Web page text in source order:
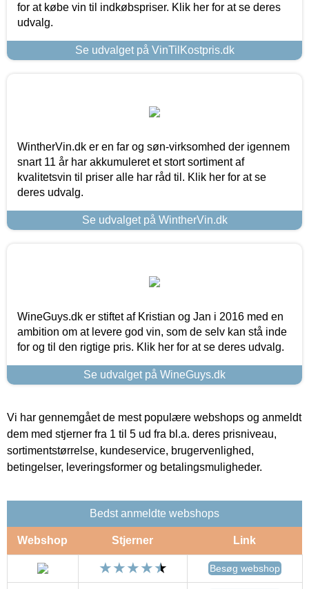
for at købe vin til indkøbspriser. Klik her for at se deres
udvalg.
Se udvalget på VinTilKostpris.dk
WintherVin.dk er en far og søn-virksomhed der igennem
snart 11 år har akkumuleret et stort sortiment af
kvalitetsvin til priser alle har råd til. Klik her for at se
deres udvalg.
Se udvalget på WintherVin.dk
WineGuys.dk er stiftet af Kristian og Jan i 2016 med en
ambition om at levere god vin, som de selv kan stå inde
for og til den rigtige pris. Klik her for at se deres udvalg.
Se udvalget på WineGuys.dk
Vi har gennemgået de mest populære webshops og anmeldt
dem med stjerner fra 1 til 5 ud fra bl.a. deres prisniveau,
sortimentstørrelse, kundeservice, brugervenlighed,
betingelser, leveringsformer og betalingsmuligheder.
Bedst anmeldte webshops
Webshop Stjerner Link
Besøg webshop